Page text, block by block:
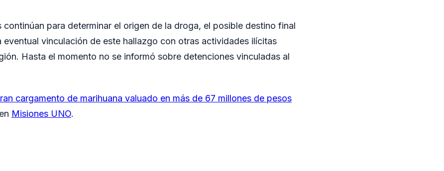
continúan para determinar el origen de la droga, el posible destino final
eventual vinculación de este hallazgo con otras actividades ilícitas
Hasta el momento no se informó sobre detenciones vinculadas al
cargamento de marihuana valuado en más de 67 millones de pesos
Misiones UNO.